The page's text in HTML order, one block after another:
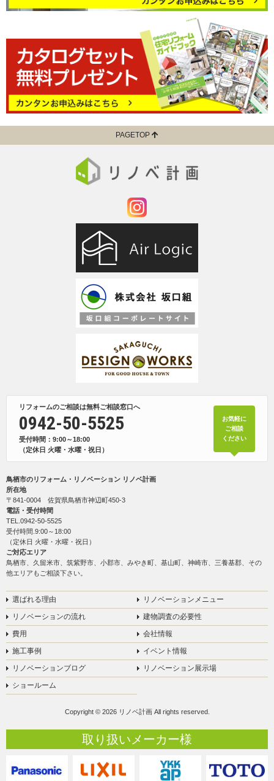
PAGETOP
リフォームのご相談は無料ご相談窓口へ
0942-50-5525
受付時間：9:00～18:00
（定休日 火曜・水曜・祝日）
お気軽に
ご相談
ください
鳥栖市のリフォーム・リノベーション リノベ計画
所在地
〒841-0004 佐賀県鳥栖市神辺町450-3
電話・受付時間
TEL. 0942-50-5525
受付時間.9:00～18:00
（定休日 火曜・水曜・祝日）
ご対応エリア
鳥栖市、久留米市、筑紫野市、小郡市、みやき町、基山町、神崎市、三養基郡、その
他エリアもご相談下さい。
選ばれる理由
リノベーションメニュー
リノベーションの流れ
建物調査の必要性
費用
会社情報
施工事例
イベント情報
リノベーションブログ
リノベーション展示場
ショールーム
Copyright © 2026 リノベ計画 All rights reserved.
取り扱いメーカー様